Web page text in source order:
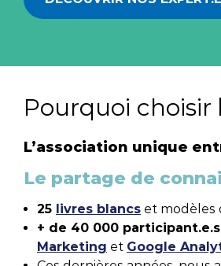
Pourquoi choisir
L’association unique
Le partage de
25 livres blancs et modèles
+ de 40 000
Marketing et Google